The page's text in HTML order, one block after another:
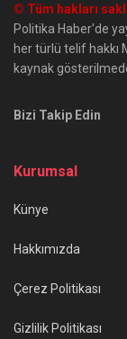
© Tüm hakları
Politika Haber'de
her türlü telif hakkı
kaynak
Bizi Takip Edin
Kurumsal
Künye
Hakkımızda
Çerez Politikası
Gizlilik Politikası